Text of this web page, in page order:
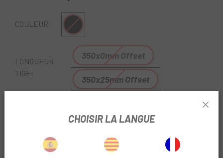
COULEUR: Noir
LONGUEUR
TIGE:
350x0mm Offset
350x25mm Offset
Sans Stock
CHOISIR LA LANGUE